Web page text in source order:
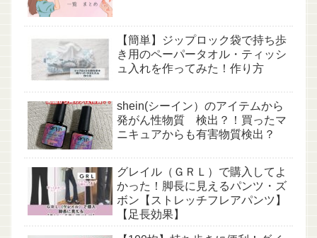
【簡単】ジップロック袋で持ち歩
き用のペーパータオル・ティッシ
ュ入れを作ってみた！作り方
shein(シーイン）のアイテムから
発がん性物質 検出？！買ったマ
ニキュアからも有害物質検出？
グレイル（ＧＲＬ）で購入してよ
かった！脚長に見えるパンツ・ズ
ボン【ストレッチフレアパンツ】
【足長効果】